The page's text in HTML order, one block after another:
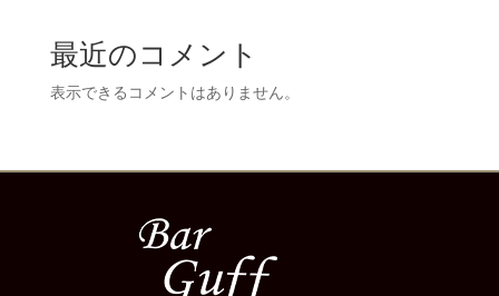
最近のコメント
表示できるコメントはありません。